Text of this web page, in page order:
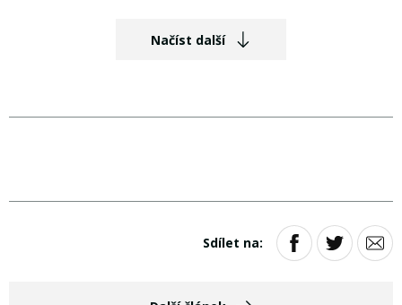
Načíst další
Sdílet na: